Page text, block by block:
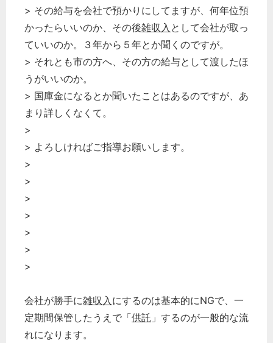
> その給与を会社で預かりにしてますが、何年位預
かったらいいのか、その後雑収入 として会社が取っ
ていいのか。３年から５年とか聞くのですが。
> それとも市の方へ、その方の給与として渡したほ
うがいいのか。
> 国庫金になるとか聞いたことはあるのですが、あ
まり詳しくなくて。
>
> よろしければご指導お願いします。
>
>
>
>
>
>
>
会社が勝手に雑収入にするのは基本的にNGで、一
定期間保管したうえで「供託 」するのが一般的な流
れになります。